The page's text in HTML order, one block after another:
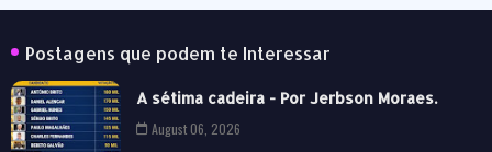
Postagens que podem te Interessar
A sétima cadeira - Por Jerbson Moraes.
August 06, 2026